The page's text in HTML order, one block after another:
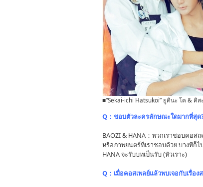
■“Sekai-ichi Hatsukoi” ยูคินะ โค & คิส
Q：ชอบตัวละครลักษณะใดมากที่สุด
BAOZI & HANA：พวกเราชอบคอส
หรือภาพยนตร์ที่เราชอบด้วย บางทีก็
HANA จะรับบทเป็นรับ (หัวเราะ)
Q：เมื่อคอสเพลย์แล้วพบเจอกับเรื่อง